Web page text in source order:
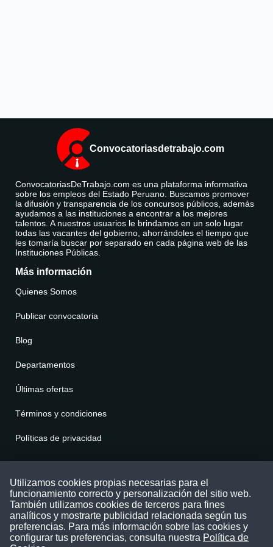
Convocatoriasdetrabajo.com
ConvocatoriasDeTrabajo.com es una plataforma informativa
sobre los empleos del Estado Peruano. Buscamos promover
la difusión y transparencia de los concursos públicos, además
ayudamos a las instituciones a encontrar a los mejores
talentos. A nuestros usuarios le brindamos en un solo lugar
todas las vacantes del gobierno, ahorrándoles el tiempo que
les tomaría buscar por separado en cada página web de las
Instituciones Públicas.
Más información
Quienes Somos
Publicar convocatoria
Blog
Departamentos
Últimas ofertas
Términos y condiciones
Políticas de privacidad
Puede comunicarse con nosotros a través
nuestras redes sociales o del correo:
contacto@convocatoriasdetrabajo.com
Siguenos en:
Utilizamos cookies propias necesarias para el
funcionamiento correcto y personalización del sitio web.
También utilizamos cookies de terceros para fines
analíticos y mostrarte publicidad relacionada según tus
preferencias. Para más información sobre las cookies y
configurar tus preferencias, consulta nuestra Política de